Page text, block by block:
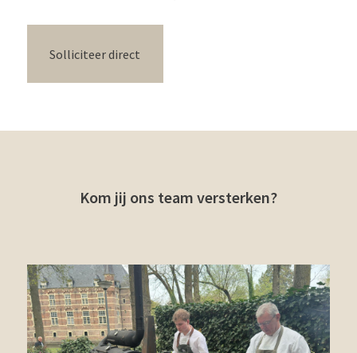
Solliciteer direct
Kom jij ons team versterken?